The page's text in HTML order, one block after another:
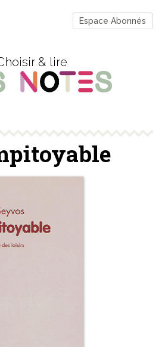
Espace Abonnés
& lire